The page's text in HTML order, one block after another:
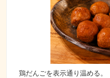
鶏だんごを表示通り温める。